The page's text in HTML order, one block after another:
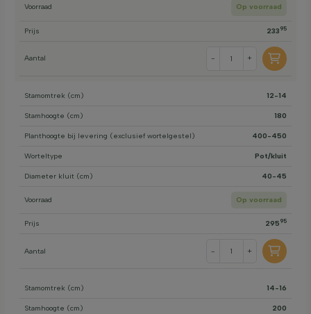
Voorraad Op voorraad
Prijs 233 95
Aantal - +
Stamomtrek (cm) 12-14
Stamhoogte (cm) 180
Planthoogte bij levering (exclusief wortelgestel) 400-450
Worteltype Pot/kluit
Diameter kluit (cm) 40-45
Voorraad Op voorraad
Prijs 295 95
Aantal - +
Stamomtrek (cm) 14-16
Stamhoogte (cm) 200